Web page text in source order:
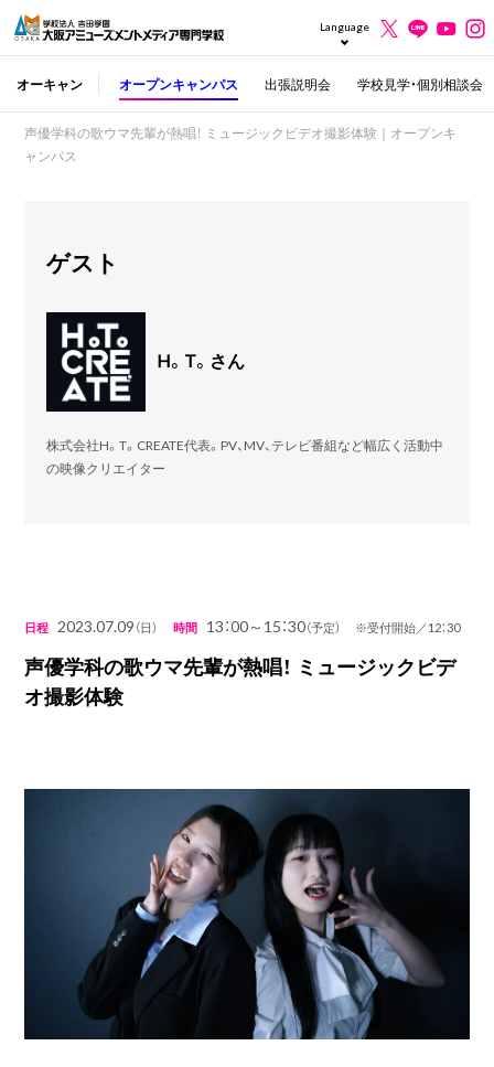
Language
オーキャン オープンキャンパス 出張説明会 学校見学・個別相談会
声優学科の歌ウマ先輩が熱唱！ ミュージックビデオ撮影体験｜オープンキ
ャンパス
ゲスト
H。T。さん
株式会社H。T。CREATE代表。PV、MV、テレビ番組など幅広く活動中
の映像クリエイター
日程 2023.07.09（日） 時間 13：00～15：30（予定） ※受付開始／12：30
声優学科の歌ウマ先輩が熱唱！ ミュージックビデ
オ撮影体験